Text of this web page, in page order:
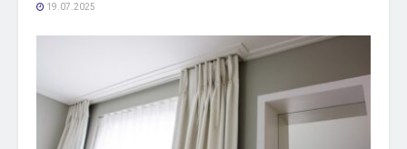
19.07.2025